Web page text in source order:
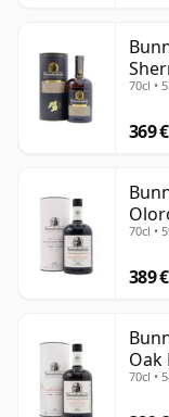
años
70cl •
369 €
70cl •
389 €
Oak
70cl •